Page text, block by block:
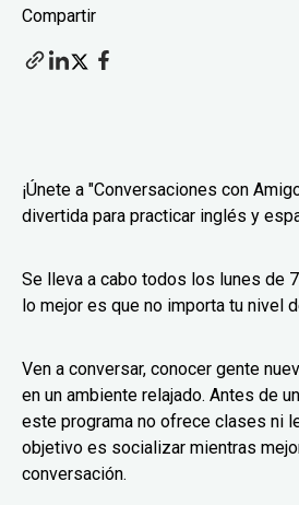
Compartir
¡Únete a "Conversaciones con
divertida para practicar inglés y
Se lleva a cabo todos los lunes de
lo mejor es que no importa tu nivel
Ven a conversar, conocer gente
en un ambiente relajado. Antes de
este programa no ofrece clases ni
objetivo es socializar mientras
conversación.